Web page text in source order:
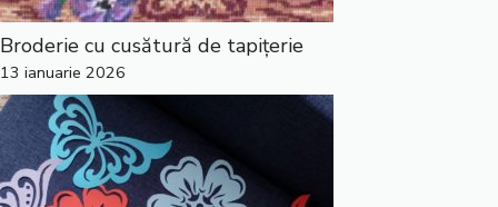
Broderie cu cusătură de tapițerie
13 ianuarie 2026